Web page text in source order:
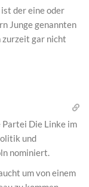
der eine oder
Junge genannten
zurzeit gar nicht
Partei Die Linke im
und
nominiert.
um von einem